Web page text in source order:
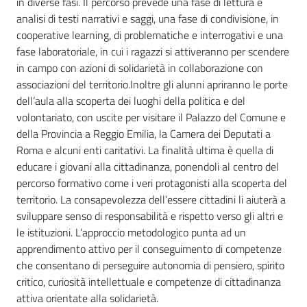
analisi di testi narrativi e saggi, una fase di condivisione, in
cooperative learning, di problematiche e interrogativi e una
fase laboratoriale, in cui i ragazzi si attiveranno per scendere
in campo con azioni di solidarietà in collaborazione con
associazioni del territorio.Inoltre gli alunni apriranno le porte
dell’aula alla scoperta dei luoghi della politica e del
volontariato, con uscite per visitare il Palazzo del Comune e
della Provincia a Reggio Emilia, la Camera dei Deputati a
Roma e alcuni enti caritativi. La finalità ultima è quella di
educare i giovani alla cittadinanza, ponendoli al centro del
percorso formativo come i veri protagonisti alla scoperta del
territorio. La consapevolezza dell’essere cittadini li aiuterà a
sviluppare senso di responsabilità e rispetto verso gli altri e
le istituzioni. L’approccio metodologico punta ad un
apprendimento attivo per il conseguimento di competenze
che consentano di perseguire autonomia di pensiero, spirito
critico, curiosità intellettuale e competenze di cittadinanza
attiva orientate alla solidarietà.